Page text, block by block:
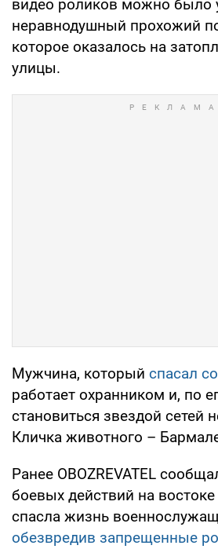
видео роликов можно было
неравнодушный прохожий
которое оказалось на
улицы.
Мужчина, который спасал
работает охранником и, по
становиться звездой сетей
Кличка животного –
Ранее OBOZREVATEL
боевых действий на
спасла жизнь
обезвредив запрещенные